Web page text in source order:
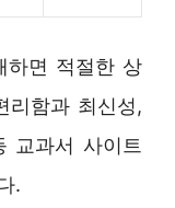
하면 적절한 상
리함과 최신성,
교과서 사이트
.